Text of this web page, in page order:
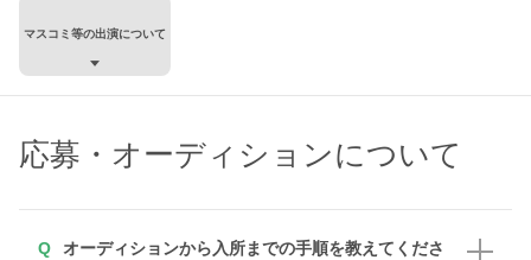
マスコミ等の出演について
応募・オーディションについて
オーディションから入所までの手順を教えてくださ